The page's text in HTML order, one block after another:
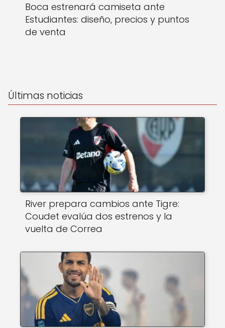
Boca estrenará camiseta ante
Estudiantes: diseño, precios y puntos
de venta
Últimas noticias
River prepara cambios ante Tigre:
Coudet evalúa dos estrenos y la
vuelta de Correa